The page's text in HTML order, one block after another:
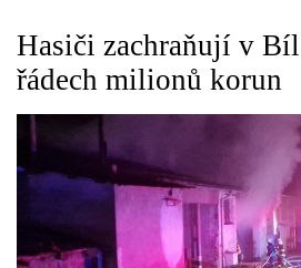
Hasiči zachraňují v
řádech milionů korun